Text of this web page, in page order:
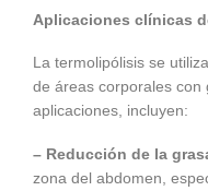
Aplicaciones clínicas
La termolipólisis se
de áreas corporales con
aplicaciones, incluyen:
– Reducción de la
zona del abdomen,